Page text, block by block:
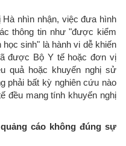
Hà nhìn nhận, việc đưa hình
thông tin như "được kiểm
sinh" là hành vi dễ khiến
được Bộ Y tế hoặc đơn vị
quả hoặc khuyến nghị sử
phải bất kỳ nghiên cứu nào
đều mang tính khuyến nghị
cáo không đúng sự